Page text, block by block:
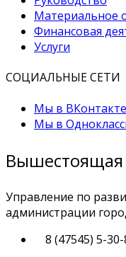
Материальное
Финансовая
Услуги
СОЦИАЛЬНЫЕ СЕТИ
Мы в ВКонтакте
Мы в
Вышестоящая
Управление по
администрации
8 (47545) 5-